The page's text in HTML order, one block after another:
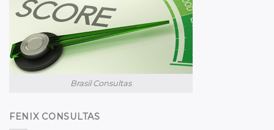
Brasil Consultas
FENIX CONSULTAS